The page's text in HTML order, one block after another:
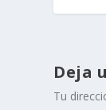
Deja
Tu